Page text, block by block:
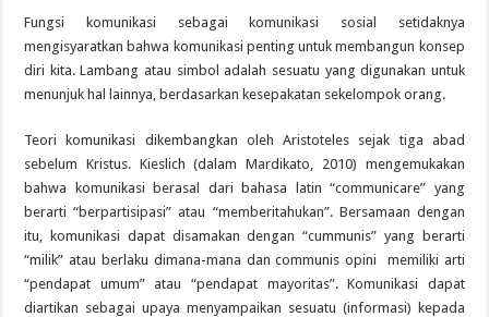
Fungsi komunikasi sebagai komunikasi sosial setidaknya
mengisyaratkan bahwa komunikasi penting untuk membangun konsep
diri kita. Lambang atau simbol adalah sesuatu yang digunakan untuk
menunjuk hal lainnya, berdasarkan kesepakatan sekelompok orang.
Teori komunikasi dikembangkan oleh Aristoteles sejak tiga abad
sebelum Kristus. Kieslich (dalam Mardikato, 2010) mengemukakan
bahwa komunikasi berasal dari bahasa latin “communicare” yang
berarti “berpartisipasi” atau “memberitahukan”. Bersamaan dengan
itu, komunikasi dapat disamakan dengan “cummunis” yang berarti
“milik” atau berlaku dimana-mana dan communis opini memiliki arti
“pendapat umum” atau “pendapat mayoritas”. Komunikasi dapat
diartikan sebagai upaya menyampaikan sesuatu (informasi) kepada